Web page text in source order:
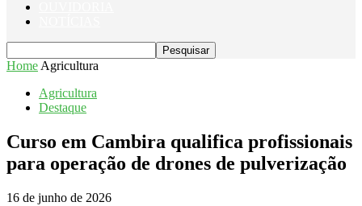
Home Agricultura
Agricultura
Destaque
Curso em Cambira qualifica profissionais
para operação de drones de pulverização
16 de junho de 2026